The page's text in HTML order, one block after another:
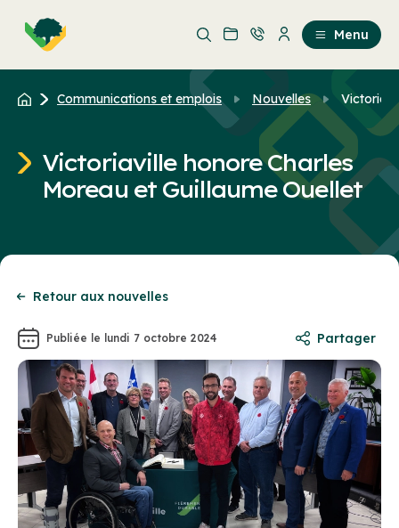
contenu
au
contenu
Menu
Communications et emplois Nouvelles
Victoriaville honore Charles
Moreau et Guillaume Ouellet
Retour aux nouvelles
Publiée le lundi 7 octobre 2024 Partager